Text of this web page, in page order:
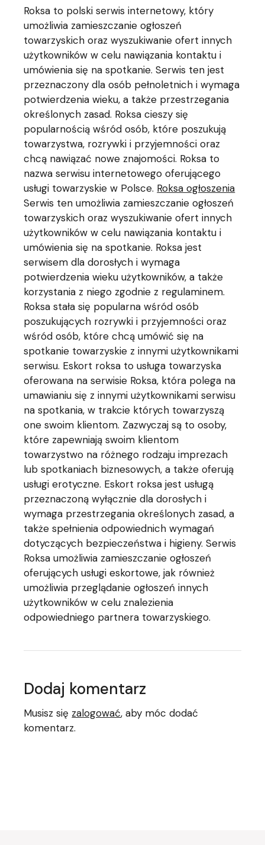
Roksa to polski serwis internetowy, który
umożliwia zamieszczanie ogłoszeń
towarzyskich oraz wyszukiwanie ofert innych
użytkowników w celu nawiązania kontaktu i
umówienia się na spotkanie. Serwis ten jest
przeznaczony dla osób pełnoletnich i wymaga
potwierdzenia wieku, a także przestrzegania
określonych zasad. Roksa cieszy się
popularnością wśród osób, które poszukują
towarzystwa, rozrywki i przyjemności oraz
chcą nawiązać nowe znajomości. Roksa to
nazwa serwisu internetowego oferującego
usługi towarzyskie w Polsce. Roksa ogłoszenia
Serwis ten umożliwia zamieszczanie ogłoszeń
towarzyskich oraz wyszukiwanie ofert innych
użytkowników w celu nawiązania kontaktu i
umówienia się na spotkanie. Roksa jest
serwisem dla dorosłych i wymaga
potwierdzenia wieku użytkowników, a także
korzystania z niego zgodnie z regulaminem.
Roksa stała się popularna wśród osób
poszukujących rozrywki i przyjemności oraz
wśród osób, które chcą umówić się na
spotkanie towarzyskie z innymi użytkownikami
serwisu. Eskort roksa to usługa towarzyska
oferowana na serwisie Roksa, która polega na
umawianiu się z innymi użytkownikami serwisu
na spotkania, w trakcie których towarzyszą
one swoim klientom. Zazwyczaj są to osoby,
które zapewniają swoim klientom
towarzystwo na różnego rodzaju imprezach
lub spotkaniach biznesowych, a także oferują
usługi erotyczne. Eskort roksa jest usługą
przeznaczoną wyłącznie dla dorosłych i
wymaga przestrzegania określonych zasad, a
także spełnienia odpowiednich wymagań
dotyczących bezpieczeństwa i higieny. Serwis
Roksa umożliwia zamieszczanie ogłoszeń
oferujących usługi eskortowe, jak również
umożliwia przeglądanie ogłoszeń innych
użytkowników w celu znalezienia
odpowiedniego partnera towarzyskiego.
Dodaj komentarz
Musisz się zalogować, aby móc dodać
komentarz.